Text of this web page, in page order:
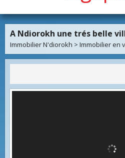
Immobilier N'diorokh > Immobilier en